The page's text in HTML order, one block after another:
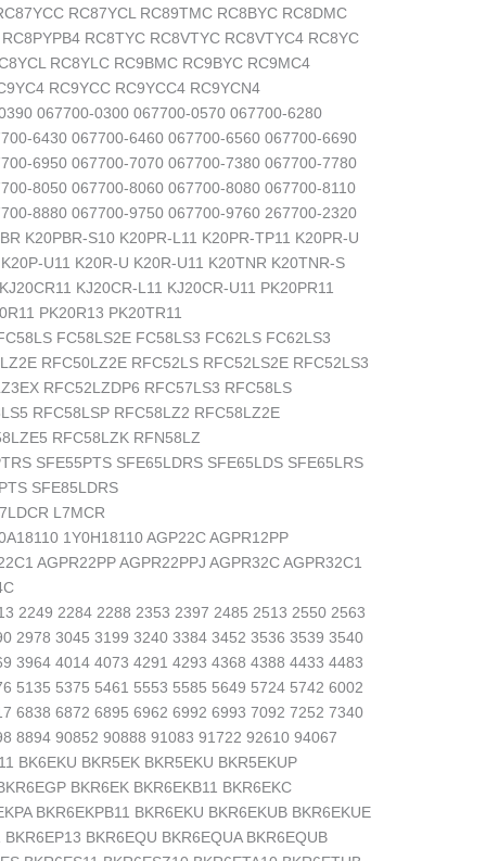
RC87YCL RC89TMC RC8BYC RC8DMC
RC8TYC RC8VTYC RC8VTYC4 RC8YC
RC8YLC RC9BMC RC9BYC RC9MC4
RC9YCC RC9YCC4 RC9YCN4
067700-0300 067700-0570 067700-6280
6430 067700-6460 067700-6560 067700-6690
6950 067700-7070 067700-7380 067700-7780
8050 067700-8060 067700-8080 067700-8110
8880 067700-9750 067700-9760 267700-2320
K20PBR-S10 K20PR-L11 K20PR-TP11 K20PR-U
U11 K20R-U K20R-U11 K20TNR K20TNR-S
KJ20CR-L11 KJ20CR-U11 PK20PR11
PK20R13 PK20TR11
FC58LS2E FC58LS3 FC62LS FC62LS3
RFC50LZ2E RFC52LS RFC52LS2E RFC52LS3
RFC52LZDP6 RFC57LS3 RFC58LS
RFC58LSP RFC58LZ2 RFC58LZ2E
RFC58LZK RFN58LZ
SFE55PTS SFE65LDRS SFE65LDS SFE65LRS
SFE85LDRS
L7MCR
1Y0H18110 AGP22C AGPR12PP
AGPR22PP AGPR22PPJ AGPR32C AGPR32C1
2249 2284 2288 2353 2397 2485 2513 2550 2563
2978 3045 3199 3240 3384 3452 3536 3539 3540
3964 4014 4073 4291 4293 4368 4388 4433 4483
5135 5375 5461 5553 5585 5649 5724 5742 6002
6838 6872 6895 6962 6992 6993 7092 7252 7340
8894 90852 90888 91083 91722 92610 94067
BK6EKU BKR5EK BKR5EKU BKR5EKUP
BKR6EK BKR6EKB11 BKR6EKC
BKR6EKPB11 BKR6EKU BKR6EKUB BKR6EKUE
BKR6EQU BKR6EQUA BKR6EQUB